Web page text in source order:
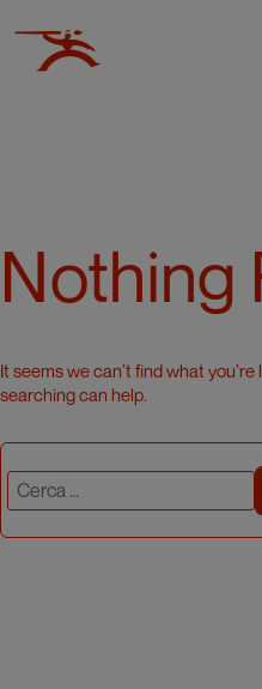
Nothing
It seems we can’t find what
searching can help.
Cerca: